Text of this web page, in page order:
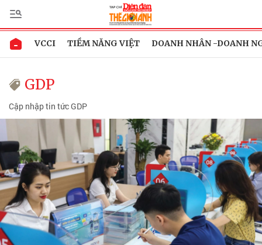
VCCI TIỀM NĂNG VIỆT DOANH NHÂN -DOANH
GDP
Cập nhập tin tức GDP